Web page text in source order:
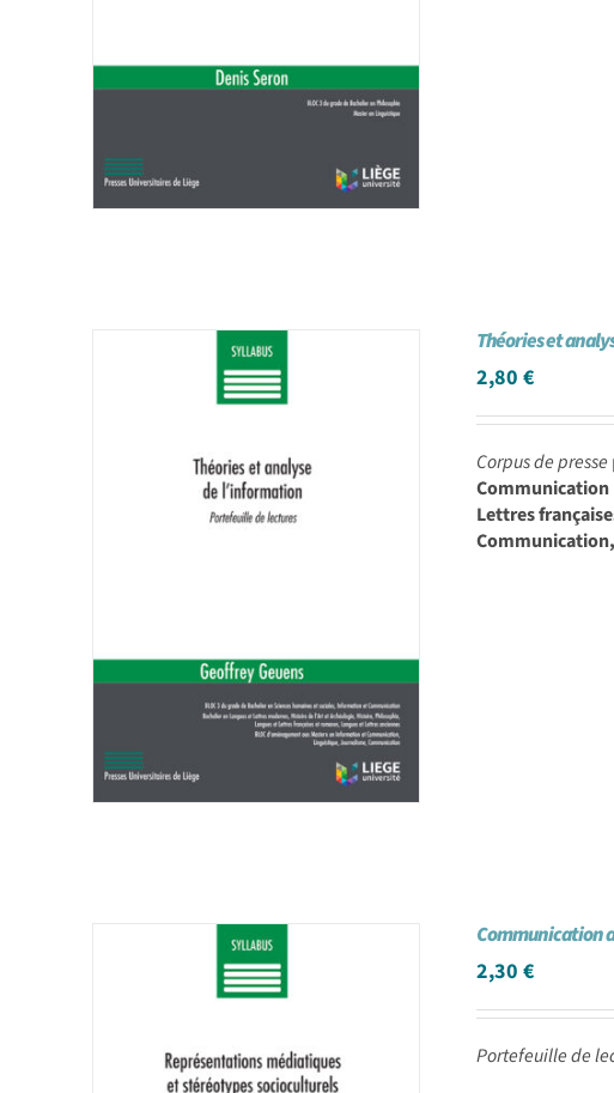
Théories et
2,80€
Corpus de presse
Communication
Lettres
Communication
2,30€
Portefeuille de